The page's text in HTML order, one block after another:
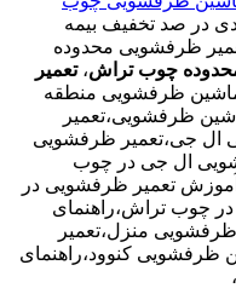
محمدی در صد تخفیف بیمه
ظرفشویی محدوده
چوب تراش، تعمیر
ماشین ظرفشویی منطقه
ظرفشویی،تعمیر
ال جی،تعمیر ظرفشویی
ال جی در چوب
تعمیر ظرفشویی در
چوب تراش،راهنمای
منزل،تعمیر
ظرفشویی کنوود،راهنمای